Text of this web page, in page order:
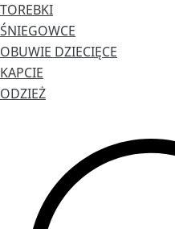
TOREBKI
ŚNIEGOWCE
OBUWIE DZIECIĘCE
KAPCIE
ODZIEŻ